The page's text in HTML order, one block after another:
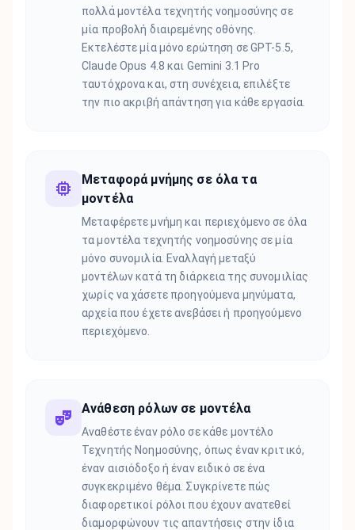
πολλά μοντέλα τεχνητής νοημοσύνης σε
μία προβολή διαιρεμένης οθόνης.
Εκτελέστε μία μόνο ερώτηση σε GPT-5.5,
Claude Opus 4.8 και Gemini 3.1 Pro
ταυτόχρονα και, στη συνέχεια, επιλέξτε
την πιο ακριβή απάντηση για κάθε εργασία.
Μεταφορά μνήμης σε όλα τα
μοντέλα
Μεταφέρετε μνήμη και περιεχόμενο σε όλα
τα μοντέλα τεχνητής νοημοσύνης σε μία
μόνο συνομιλία. Εναλλαγή μεταξύ
μοντέλων κατά τη διάρκεια της συνομιλίας
χωρίς να χάσετε προηγούμενα μηνύματα,
αρχεία που έχετε ανεβάσει ή προηγούμενο
περιεχόμενο.
Ανάθεση ρόλων σε μοντέλα
Αναθέστε έναν ρόλο σε κάθε μοντέλο
Τεχνητής Νοημοσύνης, όπως έναν κριτικό,
έναν αισιόδοξο ή έναν ειδικό σε ένα
συγκεκριμένο θέμα. Συγκρίνετε πώς
διαφορετικοί ρόλοι που έχουν ανατεθεί
διαμορφώνουν τις απαντήσεις στην ίδια